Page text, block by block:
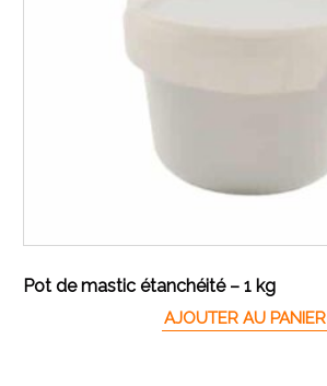
Pot de mastic étanchéité – 1 kg
AJOUTER AU PANIER